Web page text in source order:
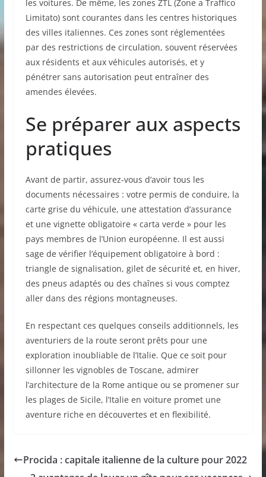
les voitures. De même, les zones ZTL (Zone a Traffico
Limitato) sont courantes dans les centres historiques
des villes italiennes. Ces zones sont réglementées
par des restrictions de circulation, souvent réservées
aux résidents et aux véhicules autorisés, et y
pénétrer sans autorisation peut entraîner des
amendes élevées.
Se préparer aux aspects
pratiques
Avant de partir, assurez-vous d’avoir tous les
documents nécessaires : votre permis de conduire, la
carte grise du véhicule, une attestation d’assurance
et une vignette obligatoire « carta verde » pour les
pays membres de l’Union européenne. Il est aussi
sage de vérifier l’équipement obligatoire à bord :
triangle de signalisation, gilet de sécurité et, en hiver,
des pneus adaptés ou des chaînes si vous comptez
aller dans des régions montagneuses.
En respectant ces quelques conseils additionnels, les
aventuriers de la route seront prêts pour une
exploration inoubliable de l’Italie. Que ce soit pour
sillonner les vignobles de Toscane, admirer
l’architecture de la Rome antique ou se promener sur
les plages de Sicile, l’Italie en voiture promet une
aventure riche en découvertes et en flexibilité.
Procida : capitale italienne de la culture pour 2022